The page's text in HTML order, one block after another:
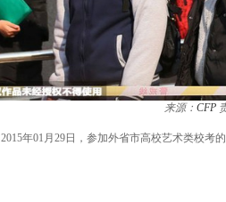
来源： CFP
2015年01月29日，参加外省市高校艺术类校考